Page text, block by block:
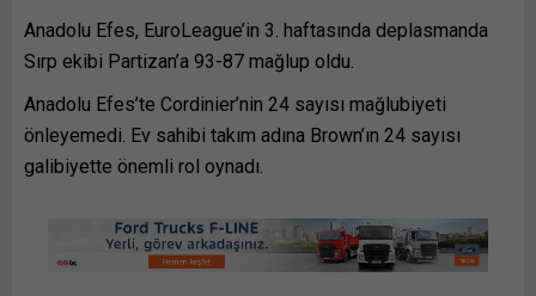
Anadolu Efes, EuroLeague’in 3. haftasında deplasmanda
Sırp ekibi Partizan’a 93-87 mağlup oldu.
Anadolu Efes’te Cordinier’nin 24 sayısı mağlubiyeti
önleyemedi. Ev sahibi takım adına Brown’ın 24 sayısı
galibiyette önemli rol oynadı.